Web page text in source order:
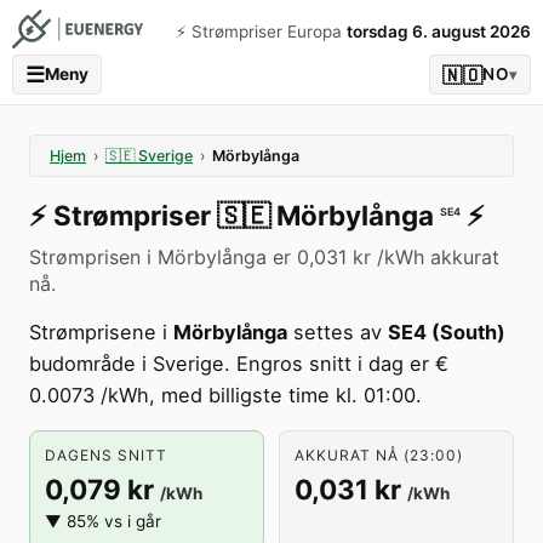
⚡️ Strømpriser Europa torsdag 6. august 2026
☰Meny 🇳🇴NO▾
Hjem › 🇸🇪 Sverige › Mörbylånga
⚡️ Strømpriser🇸🇪 Mörbylånga SE4 ⚡️
Strømprisen i Mörbylånga er 0,031 kr /kWh akkurat
nå.
Strømprisene i Mörbylånga settes av SE4 (South)
budområde i Sverige. Engros snitt i dag er €
0.0073 /kWh, med billigste time kl. 01:00.
DAGENS SNITT
0,079 kr /kWh
▼ 85% vs i går
AKKURAT NÅ (23:00)
0,031 kr /kWh